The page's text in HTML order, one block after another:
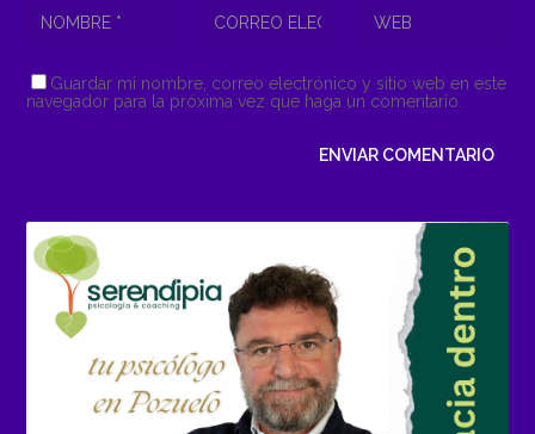
Guardar mi nombre, correo electrónico y sitio web en este
navegador para la próxima vez que haga un comentario.